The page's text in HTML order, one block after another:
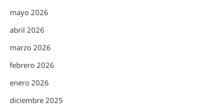
mayo 2026
abril 2026
marzo 2026
febrero 2026
enero 2026
diciembre 2025